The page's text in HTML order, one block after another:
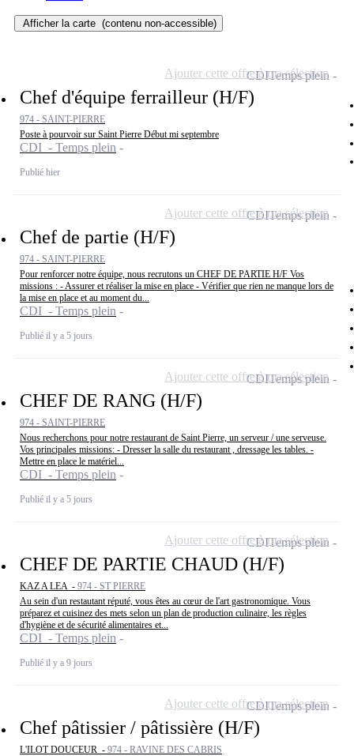
Afficher la carte (contenu non-accessible)
Chef d'équipe ferrailleur (H/F)
974 - SAINT-PIERRE
Poste à pourvoir sur Saint Pierre Début mi septembre
CDI - Temps plein
Publié hier
CDITemps plein
Ajouter cette offre à ma sélection
Chef de partie (H/F)
974 - SAINT-PIERRE
Pour renforcer notre équipe, nous recrutons un CHEF DE PARTIE H/F Vos
missions : - Assurer et réaliser la mise en place - Vérifier que rien ne manque lors de
la mise en place et au moment du...
CDI - Temps plein
Publié il y a 5 jours
CDITemps plein
Ajouter cette offre à ma sélection
CHEF DE RANG (H/F)
974 - SAINT-PIERRE
Nous recherchons pour notre restaurant de Saint Pierre, un serveur / une serveuse.
Vos principales missions: - Dresser la salle du restaurant , dressage les tables. -
Mettre en place le matériel...
CDI - Temps plein
Publié il y a 5 jours
CDITemps plein
Ajouter cette offre à ma sélection
CHEF DE PARTIE CHAUD (H/F)
KAZ A LEA - 974 - ST PIERRE
Au sein d'un restautant réputé, vous êtes au cœur de l'art gastronomique. Vous
préparez et cuisinez des mets selon un plan de production culinaire, les règles
d'hygiène et de sécurité alimentaires et...
CDI - Temps plein
Publié il y a 9 jours
CDITemps plein
Ajouter cette offre à ma sélection
Chef pâtissier / pâtissière (H/F)
L'ILOT DOUCEUR - 974 - RAVINE DES CABRIS
CDITemps plein
Ajouter cette offre à ma sélection